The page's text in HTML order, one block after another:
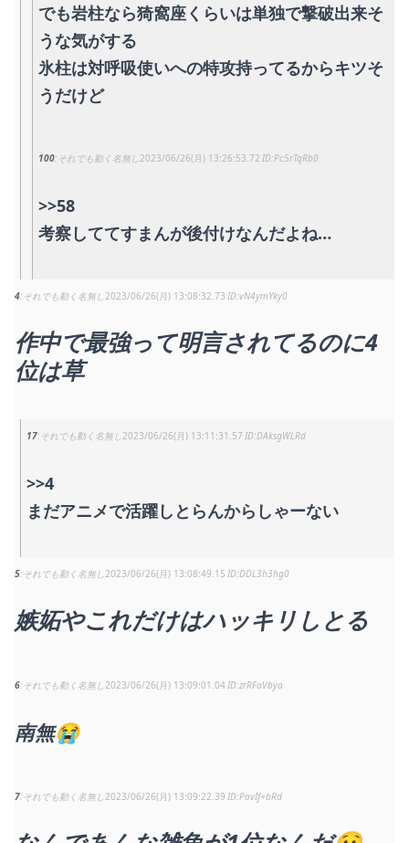
でも岩柱なら猗窩座くらいは単独で撃破出来そ
うな気がする
氷柱は対呼吸使いへの特攻持ってるからキツそ
うだけど
100 それでも動く名無し 2023/06/26(月) 13:26:53.72 Pc5rTqRb0
>>58
考察しててすまんが後付けなんだよね…
4 それでも動く名無し 2023/06/26(月) 13:08:32.73 vN4ymYky0
作中で最強って明言されてるのに4
位は草
17 それでも動く名無し 2023/06/26(月) 13:11:31.57 DAksgWLRd
>>4
まだアニメで活躍しとらんからしゃーない
5 それでも動く名無し 2023/06/26(月) 13:08:49.15 DDL3h3hg0
嫉妬やこれだけはハッキリしとる
6 それでも動く名無し 2023/06/26(月) 13:09:01.04 zrRFaVbya
南無😭
7 それでも動く名無し 2023/06/26(月) 13:09:22.39 PovIf+bRd